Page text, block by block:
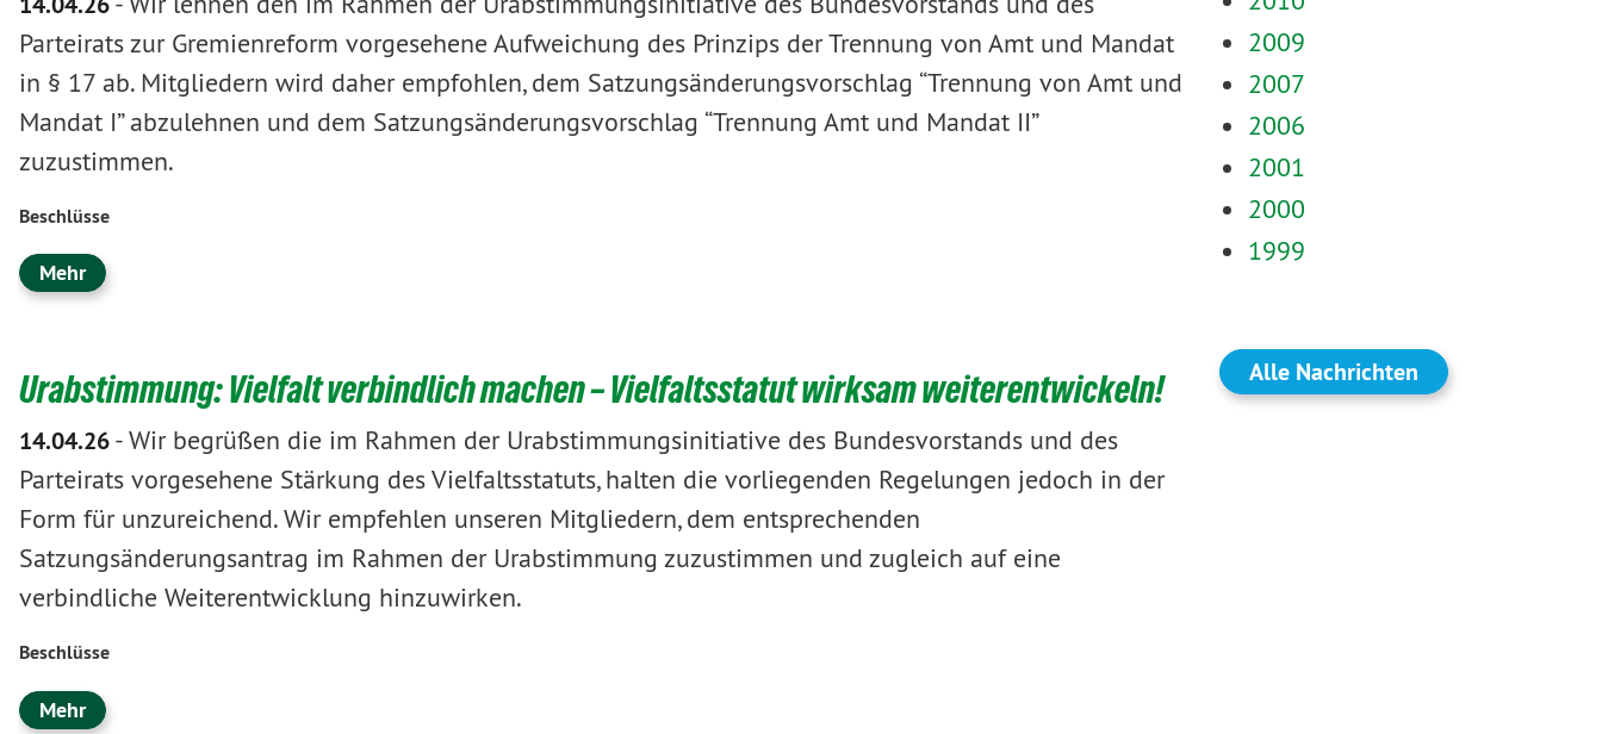
Parteirats zur Gremienreform vorgesehene Aufweichung des Prinzips der Trennung von Amt und Mandat
in § 17 ab. Mitgliedern wird daher empfohlen, dem Satzungsänderungsvorschlag “Trennung von Amt und
Mandat I” abzulehnen und dem Satzungsänderungsvorschlag “Trennung Amt und Mandat II”
zuzustimmen.
Beschlüsse
Mehr
Urabstimmung: Vielfalt verbindlich machen – Vielfaltsstatut wirksam weiterentwickeln!
14.04.26-Wir begrüßen die im Rahmen der Urabstimmungsinitiative des Bundesvorstands und des
Parteirats vorgesehene Stärkung des Vielfaltsstatuts, halten die vorliegenden Regelungen jedoch in der
Form für unzureichend. Wir empfehlen unseren Mitgliedern, dem entsprechenden
Satzungsänderungsantrag im Rahmen der Urabstimmung zuzustimmen und zugleich auf eine
verbindliche Weiterentwicklung hinzuwirken.
Beschlüsse
Mehr
2009
2007
2006
2001
2000
1999
Alle Nachrichten